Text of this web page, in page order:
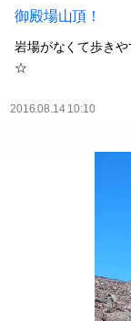
御殿場山頂！
岩場がなくて歩き
☆
2016.08.14 10:10